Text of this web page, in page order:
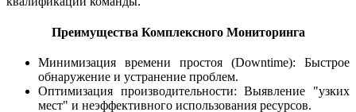
Преимущества Комплексного Мониторинга
Минимизация времени простоя (Downtime): Быстрое
обнаружение и устранение проблем.
Оптимизация производительности: Выявление "узких
мест" и неэффективного использования ресурсов.